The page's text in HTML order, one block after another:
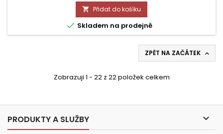
 Přidat do košíku
 Skladem na prodejně
ZPĚT NA ZAČÁTEK 
Zobrazuji 1 - 22 z 22 položek celkem
PRODUKTY A SLUŽBY 